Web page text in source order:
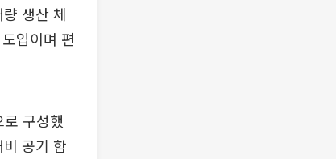
생산 체
입이며 편
구성했
공기 함